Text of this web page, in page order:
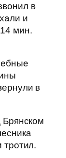
в
и
мин.
в
Брянском
тротил.